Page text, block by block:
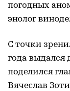
погодных
энолог
С точки
года выдался
поделился
Вячеслав